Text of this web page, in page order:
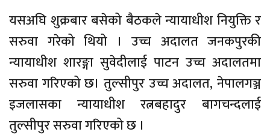
यसअघि शुक्रबार बसेको बैठकले न्यायाधीश नियुक्ति र
सरुवा गरेको थियो । उच्च अदालत जनकपुरकी
न्यायाधीश शारङ्गा सुवेदीलाई पाटन उच्च अदालतमा
सरुवा गरिएको छ। तुल्सीपुर उच्च अदालत, नेपालगञ्ज
इजलासका न्यायाधीश रत्नबहादुर बागचन्दलाई
तुल्सीपुर सरुवा गरिएको छ ।